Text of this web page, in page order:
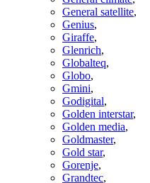
General satellite,
Genius,
Giraffe,
Glenrich,
Globalteq,
Globo,
Gmini,
Godigital,
Golden interstar,
Golden media,
Goldmaster,
Gold star,
Gorenje,
Grandtec,